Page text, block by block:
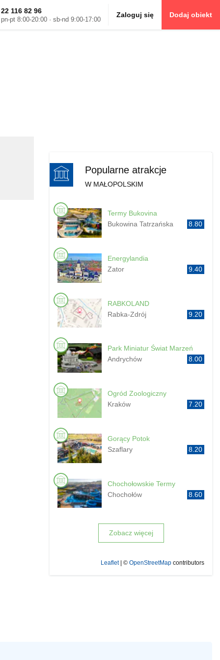
22 116 82 96
pn-pt 8:00-20:00 · sb-nd 9:00-17:00
Zaloguj się Dodaj obiekt
Popularne atrakcje
W MAŁOPOLSKIM
Termy Bukovina
Bukowina Tatrzańska
8.80
Energylandia
Zator
9.40
RABKOLAND
Rabka-Zdrój
9.20
Park Miniatur Świat Marzeń
Andrychów
8.00
Ogród Zoologiczny
Kraków
7.20
Gorący Potok
Szaflary
8.20
Chochołowskie Termy
Chochołów
8.60
Zobacz więcej
Leaflet| © OpenStreetMapcontributors